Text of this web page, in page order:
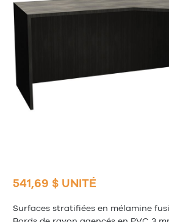
541,69 $ UNITÉ
Surfaces stratifiées en mélamine